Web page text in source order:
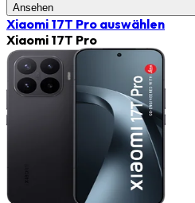
Ansehen
Xiaomi 17T Pro auswählen
Xiaomi 17T Pro